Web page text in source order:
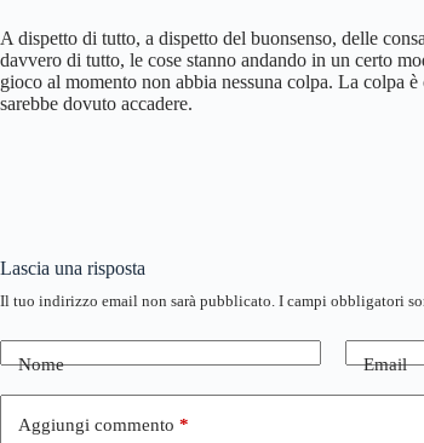
A dispetto di tutto, a dispetto del buonsenso, delle
davvero di tutto, le cose stanno andando in un certo
gioco al momento non abbia nessuna colpa. La colpa
sarebbe dovuto accadere.
Lascia una risposta
Il tuo indirizzo email non sarà pubblicato. I campi obbligatori
Nome Email
Aggiungi commento *